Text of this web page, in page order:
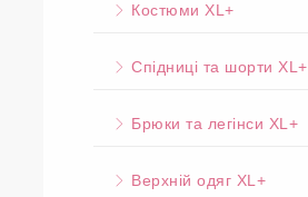
Костюми XL+
Спідниці та шорти XL+
Брюки та легінси XL+
Верхній одяг XL+